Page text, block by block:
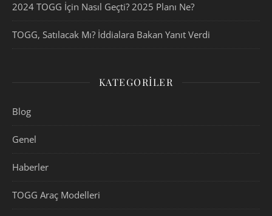
2024 TOGG İçin Nasıl Geçti? 2025 Planı Ne?
TOGG, Satılacak Mı? İddialara Bakan Yanıt Verdi
KATEGORILER
Blog
Genel
Haberler
TOGG Araç Modelleri